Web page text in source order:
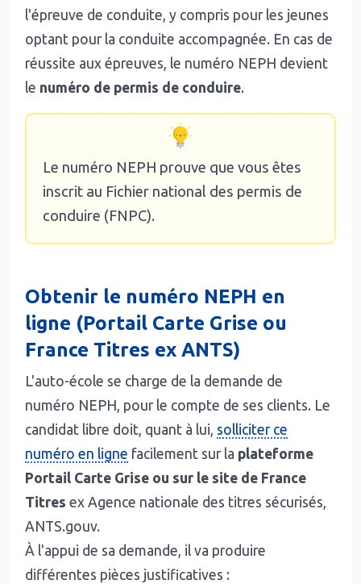
l'épreuve de conduite, y compris pour les jeunes
optant pour la conduite accompagnée. En cas de
réussite aux épreuves, le numéro NEPH devient
le numéro de permis de conduire.
Le numéro NEPH prouve que vous êtes
inscrit au Fichier national des permis de
conduire (FNPC).
Obtenir le numéro NEPH en
ligne (Portail Carte Grise ou
France Titres ex ANTS)
L'auto-école se charge de la demande de
numéro NEPH, pour le compte de ses clients. Le
candidat libre doit, quant à lui, solliciter ce
numéro en ligne facilement sur la plateforme
Portail Carte Grise ou sur le site de France
Titresex Agence nationale des titres sécurisés,
ANTS.gouv.
À l'appui de sa demande, il va produire
différentes pièces justificatives :